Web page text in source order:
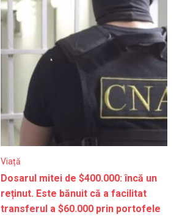
Viață
Dosarul mitei de $400.000: încă un
reținut. Este bănuit că a facilitat
transferul a $60.000 prin portofele